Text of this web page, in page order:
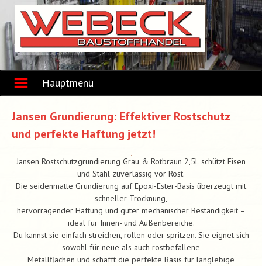
content
Hauptmenü
Jansen Grundierung: Effektiver Rostschutz
und perfekte Haftung jetzt!
Jansen Rostschutzgrundierung Grau & Rotbraun 2,5L schützt Eisen
und Stahl zuverlässig vor Rost.
Die seidenmatte Grundierung auf Epoxi-Ester-Basis überzeugt mit
schneller Trocknung,
hervorragender Haftung und guter mechanischer Beständigkeit –
ideal für Innen- und Außenbereiche.
Du kannst sie einfach streichen, rollen oder spritzen. Sie eignet sich
sowohl für neue als auch rostbefallene
Metallflächen und schafft die perfekte Basis für langlebige